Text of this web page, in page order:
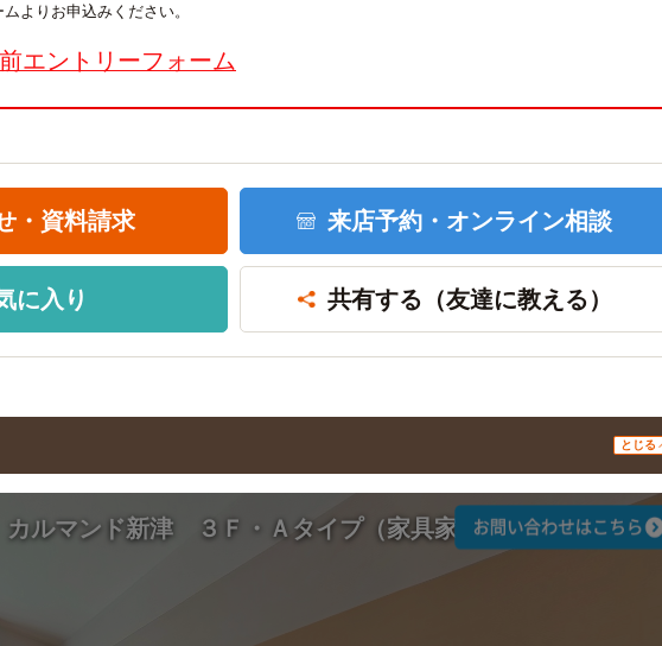
よりお申込みください。
エントリーフォーム
・資料請求 来店予約・ オンライン相談
に入り 共有する （友達に教える）
とじる